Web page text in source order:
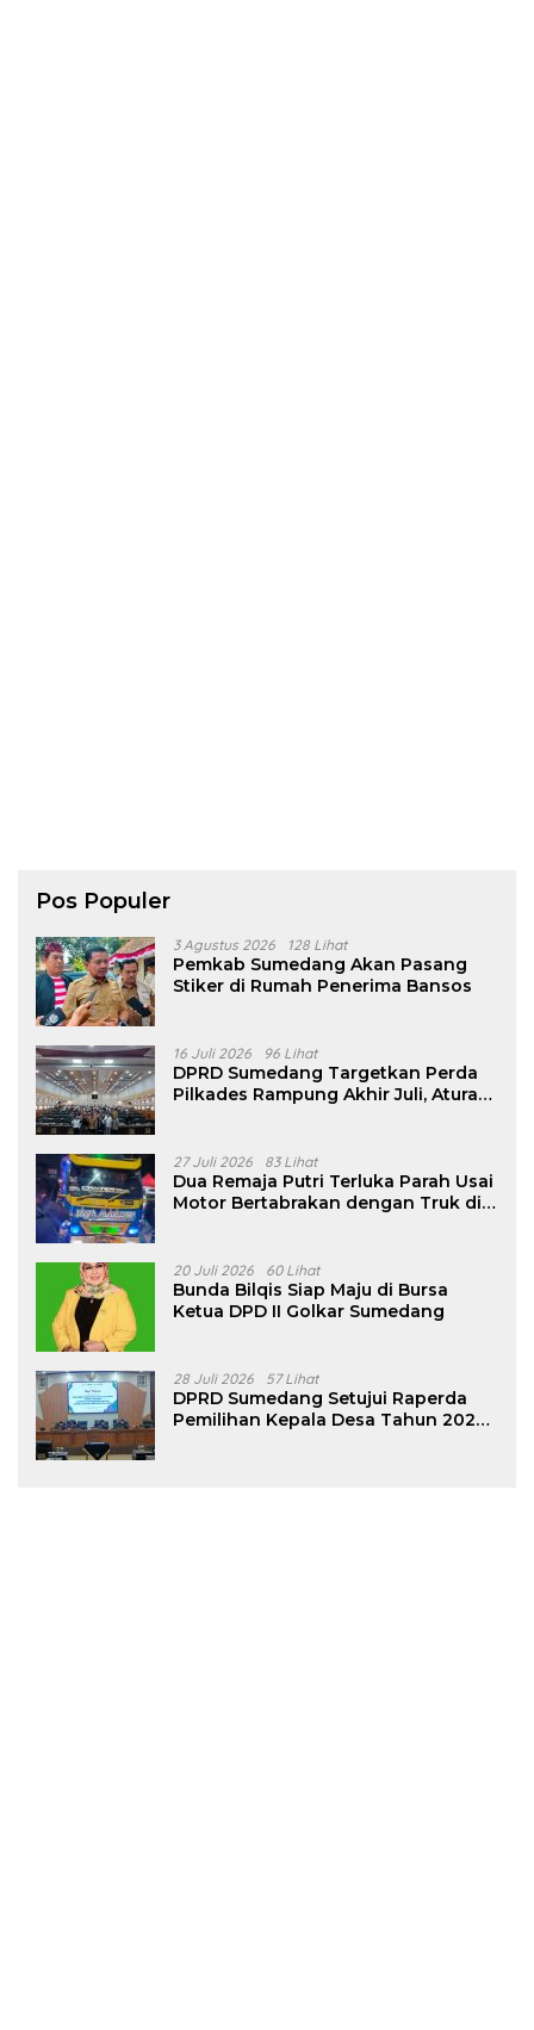
Pos Populer
3 Agustus 2026 128 Lihat
Pemkab Sumedang Akan Pasang
Stiker di Rumah Penerima Bansos
16 Juli 2026 96 Lihat
DPRD Sumedang Targetkan Perda
Pilkades Rampung Akhir Juli, Aturan
27 Juli 2026 83 Lihat
Dua Remaja Putri Terluka Parah Usai
Motor Bertabrakan dengan Truk di
20 Juli 2026 60 Lihat
Bunda Bilqis Siap Maju di Bursa
Ketua DPD II Golkar Sumedang
28 Juli 2026 57 Lihat
DPRD Sumedang Setujui Raperda
Pemilihan Kepala Desa Tahun 2026